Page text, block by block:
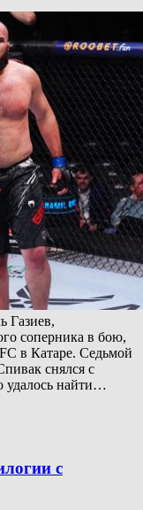
Газиев,
соперника в бою,
в Катаре. Седьмой
снялся с
удалось найти…
с